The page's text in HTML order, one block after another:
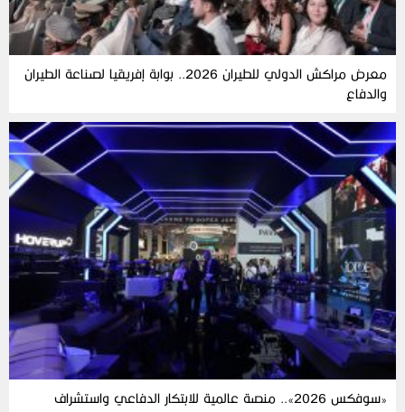
معرض مراكش الدولي للطيران 2026.. بوابة إفريقيا لصناعة الطيران
والدفاع
«سوفكس 2026».. منصة عالمية للابتكار الدفاعي واستشراف